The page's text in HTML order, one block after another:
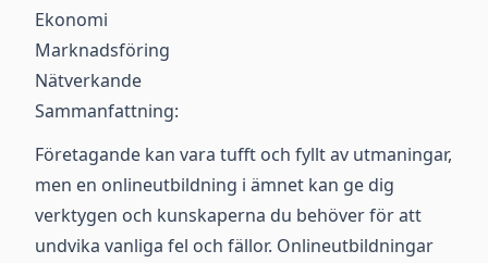
Ekonomi
Marknadsföring
Nätverkande
Sammanfattning:
Företagande kan vara tufft och fyllt av utmaningar,
men en onlineutbildning i ämnet kan ge dig
verktygen och kunskaperna du behöver för att
undvika vanliga fel och fällor. Onlineutbildningar